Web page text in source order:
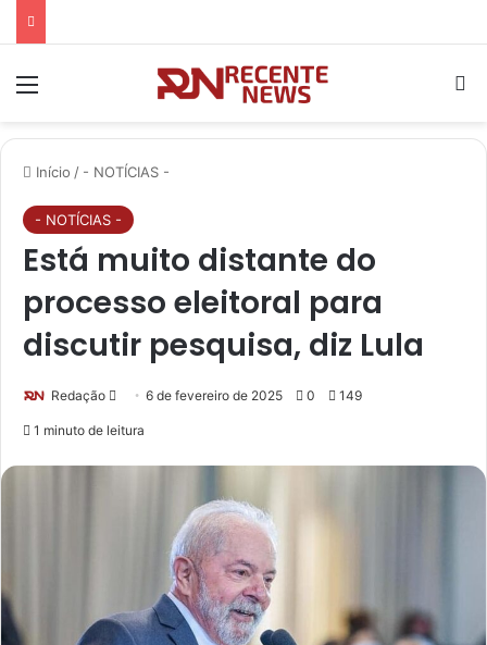
Início / - NOTÍCIAS -
- NOTÍCIAS -
Está muito distante do
processo eleitoral para
discutir pesquisa, diz Lula
Redação
a
m
6 de fevereiro de 2025 0 149
1 minuto de leitura